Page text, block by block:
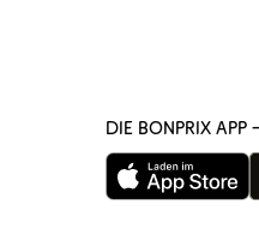
DIE BONPRIX APP